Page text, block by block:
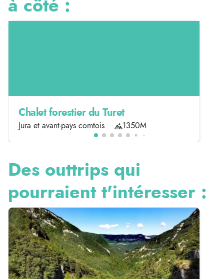
Chalet forestier du Turet
Jura et avant-pays comtois 1350M
Des outtrips qui
pourraient t'intéresser :